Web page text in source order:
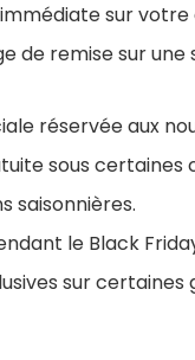
sur
de remise sur une
réservée aux
sous certaines
saisonnières.
le Black
sur certaines